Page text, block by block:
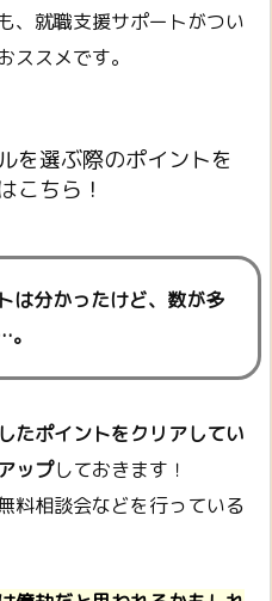
、就職支援サポートがつい
ススメです。
を選ぶ際のポイントを
こちら！
は分かったけど、数が多
たポイントをクリアしてい
ップしておきます！
料相談会などを行っている